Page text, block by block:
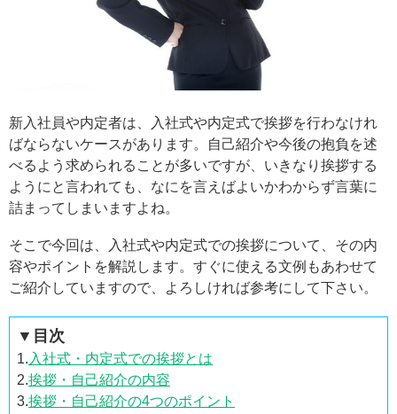
新入社員や内定者は、入社式や内定式で挨拶を行わなけれ
ばならないケースがあります。自己紹介や今後の抱負を述
べるよう求められることが多いですが、いきなり挨拶する
ようにと言われても、なにを言えばよいかわからず言葉に
詰まってしまいますよね。
そこで今回は、入社式や内定式での挨拶について、その内
容やポイントを解説します。すぐに使える文例もあわせて
ご紹介していますので、よろしければ参考にして下さい。
▼目次
1. 入社式・内定式での挨拶とは
2.挨拶・自己紹介の内容
3.挨拶・自己紹介の4つのポイント